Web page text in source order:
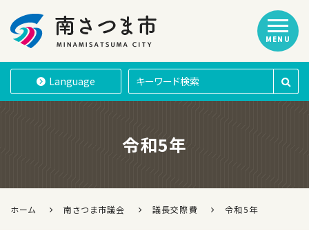
南さつま市
Language
MENU
令和5年
ホーム 南さつま市議会 議長交際費 令和5年